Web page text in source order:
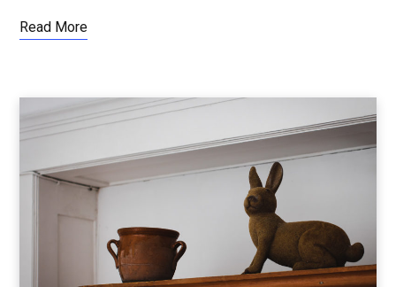
Read More